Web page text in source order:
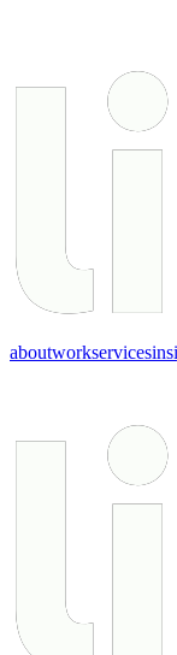
aboutworkservices